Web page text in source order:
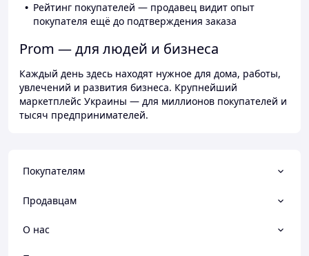
Рейтинг покупателей — продавец видит опыт
покупателя ещё до подтверждения заказа
Prom — для людей и бизнеса
Каждый день здесь находят нужное для дома, работы,
увлечений и развития бизнеса. Крупнейший
маркетплейс Украины — для миллионов покупателей и
тысяч предпринимателей.
Покупателям
Продавцам
О нас